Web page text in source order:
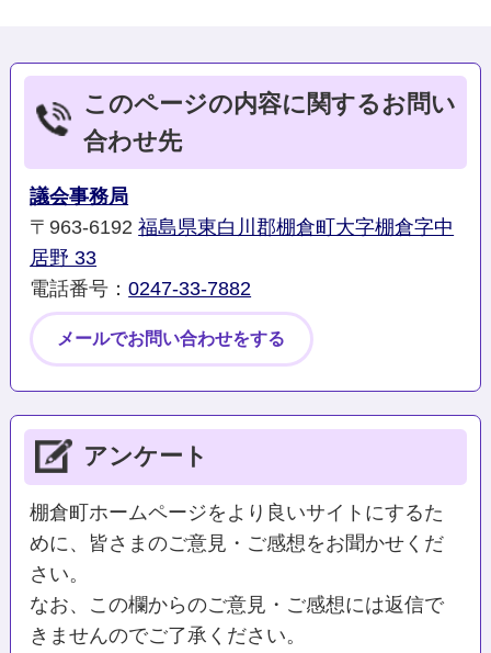
このページの内容に関するお問い
合わせ先
議会事務局
〒963-6192福島県東白川郡棚倉町大字棚倉字中
居野 33
電話番号：0247-33-7882
メールでお問い合わせをする
アンケート
棚倉町ホームページをより良いサイトにするた
めに、皆さまのご意見・ご感想をお聞かせくだ
さい。
なお、この欄からのご意見・ご感想には返信で
きませんのでご了承ください。